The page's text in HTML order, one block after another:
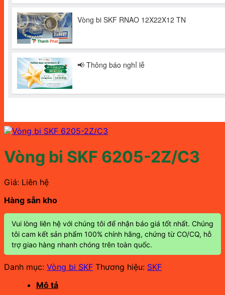
Vòng bi SKF 6205-2Z/C3
Giá: Liên hệ
Hàng sẵn kho
Vui lòng liên hệ với chúng tôi để nhận báo giá tốt nhất. Chúng
tôi cam kết sản phẩm 100% chính hãng, chứng từ CO/CQ, hỗ
trợ giao hàng nhanh chóng trên toàn quốc.
Danh mục: Vòng bi SKF Thương hiệu: SKF
Mô tả